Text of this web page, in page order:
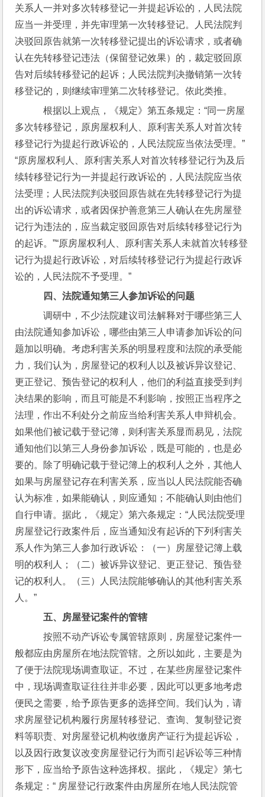
关系人一并对多次转移登记一并提起诉讼的，人民法院
应当一并受理，并先审理第一次转移登记。人民法院判
决驳回原告就第一次转移登记提出的诉讼请求，或者确
认在先转移登记违法（保留登记效果）的，裁定驳回原
告对后续转移登记的起诉；人民法院判决撤销第一次转
移登记的，则继续审理第二次转移登记。依此类推。
根据以上观点，《规定》第五条规定：“同一房屋
多次转移登记，原房屋权利人、原利害关系人对首次转
移登记行为提起行政诉讼的，人民法院应当依法受理。”
“原房屋权利人、原利害关系人对首次转移登记行为及后
续转移登记行为一并提起行政诉讼的，人民法院应当依
法受理；人民法院判决驳回原告就在先转移登记行为提
出的诉讼请求，或者因保护善意第三人确认在先房屋登
记行为违法的，应当裁定驳回原告对后续转移登记行为
的起诉。”“原房屋权利人、原利害关系人未就首次转移登
记行为提起行政诉讼，对后续转移登记行为提起行政诉
讼的，人民法院不予受理。”
四、法院通知第三人参加诉讼的问题
调研中，不少法院建议司法解释对于哪些第三人
由法院通知参加诉讼，哪些由第三人申请参加诉讼的问
题加以明确。考虑利害关系的明显程度和法院的承受能
力，我们认为，房屋登记的权利人以及被诉异议登记、
更正登记、预告登记的权利人，他们的利益直接受到判
决结果的影响，而且可能是不利影响，按照正当程序之
法理，作出不利处分之前应当给利害关系人申辩机会。
如果他们被记载于登记簿，则利害关系显而易见，法院
通知他们以第三人身份参加诉讼，既是可能的，也是必
要的。除了明确记载于登记簿上的权利人之外，其他人
如果与房屋登记存在利害关系，应当以人民法院能否确
认为标准，如果能确认，则应通知；不能确认则由他们
自行申请。据此，《规定》第六条规定：“人民法院受理
房屋登记行政案件后，应当通知没有起诉的下列利害关
系人作为第三人参加行政诉讼：（一）房屋登记簿上载
明的权利人；（二）被诉异议登记、更正登记、预告登
记的权利人。（三）人民法院能够确认的其他利害关系
人。”
五、房屋登记案件的管辖
按照不动产诉讼专属管辖原则，房屋登记案件一
般都应由房屋所在地法院管辖。之所以如此，主要是为
了便于法院现场调查取证。不过，在某些房屋登记案件
中，现场调查取证往往并非必要，因此可以更多地考虑
便民之需要，给予原告更多的选择空间。我们认为，请
求房屋登记机构履行房屋转移登记、查询、复制登记资
料等职责、对房屋登记机构收缴房产证行为提起诉讼，
以及因行政复议改变房屋登记行为而引起诉讼等三种情
形下，应当给予原告这种选择权。据此，《规定》第七
条规定：“ 房屋登记行政案件由房屋所在地人民法院管